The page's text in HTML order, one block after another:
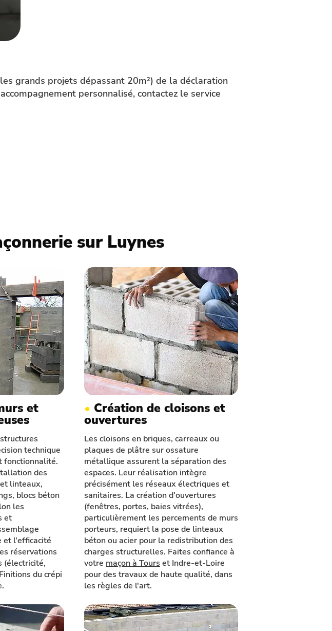
grands projets dépassant 20m²) de la déclaration
personnalisé, contactez le service
sur Luynes
et
technique
fonctionnalité.
des
linteaux,
blocs béton
les
et
et l'efficacité
réservations
(électricité,
du crépi
• Création de cloisons et
ouvertures
Les cloisons en briques, carreaux ou
plaques de plâtre sur ossature
métallique assurent la séparation des
espaces. Leur réalisation intègre
précisément les réseaux électriques et
sanitaires. La création d'ouvertures
(fenêtres, portes, baies vitrées),
particulièrement les percements de murs
porteurs, requiert la pose de linteaux
béton ou acier pour la redistribution des
charges structurelles. Faites confiance à
votre maçon à Tours et Indre-et-Loire
pour des travaux de haute qualité, dans
les règles de l'art.